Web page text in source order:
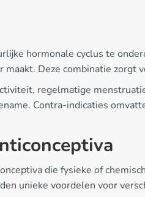
hormonale cyclus te
Deze combinatie zorgt
regelmatige
Contra-indicaties
die fysieke of
unieke voordelen voor